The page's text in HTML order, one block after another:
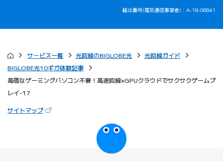
届出番号(電気通信事業者)：A-18-08841
サービス一覧 光回線のBIGLOBE光
光回線ガイド
BIGLOBE光10ギガ体験記事
高価なゲーミングパソコン不要！高速回線×GPUクラウドでサクサクゲームプ
レイ-17
サイトマップ（新しいタブで開きます）
びっぷるのページ